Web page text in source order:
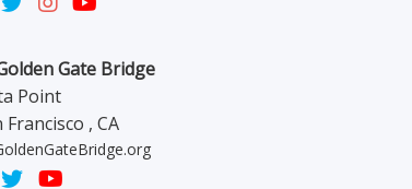
Gate Bridge
Point
Francisco , CA